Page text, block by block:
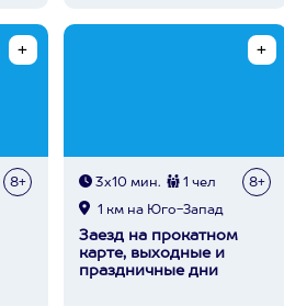
8+ 3х10 мин. 1 чел 8+
1 км на Юго-Запад
Заезд на прокатном
карте, выходные и
праздничные дни